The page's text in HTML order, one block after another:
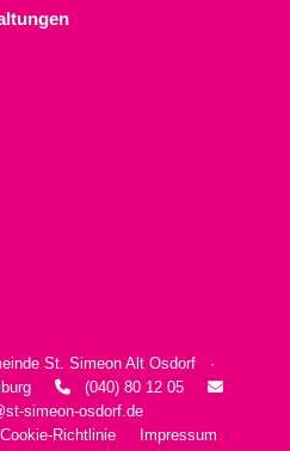
St. Simeon Alt Osdorf ·
 (040) 80 12 05 
simeon-osdorf.de
Cookie-Richtlinie Impressum